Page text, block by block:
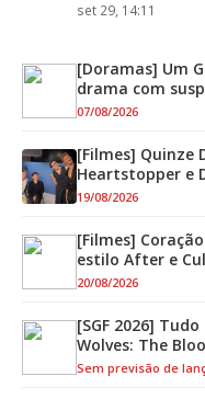
set 29, 14:11
[Doramas] Um
drama com
07/08/2026
[Filmes] Quinze
Heartstopper e
19/08/2026
[Filmes]
estilo After e
20/08/2026
[SGF 2026]
Wolves: The
Sem previsão de